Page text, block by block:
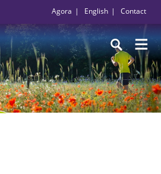
Agora English Contact